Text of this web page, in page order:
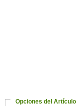
Opciones del Artículo